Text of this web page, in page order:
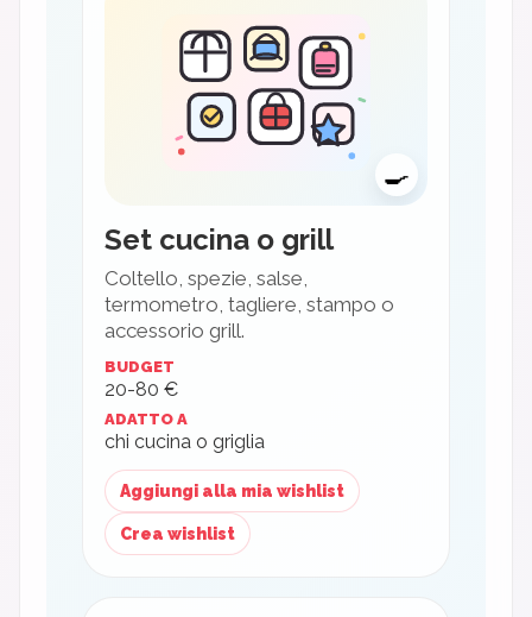
🍳
Set cucina o grill
Coltello, spezie, salse,
termometro, tagliere, stampo o
accessorio grill.
BUDGET
20-80 €
ADATTO A
chi cucina o griglia
Aggiungi alla mia wishlist
Crea wishlist